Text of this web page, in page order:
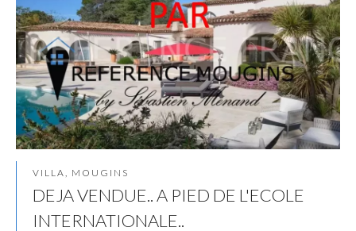
VILLA, MOUGINS
DEJA VENDUE.. A PIED DE L'ECOLE
INTERNATIONALE..